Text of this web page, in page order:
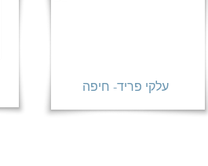
עלקי פריד- חיפה